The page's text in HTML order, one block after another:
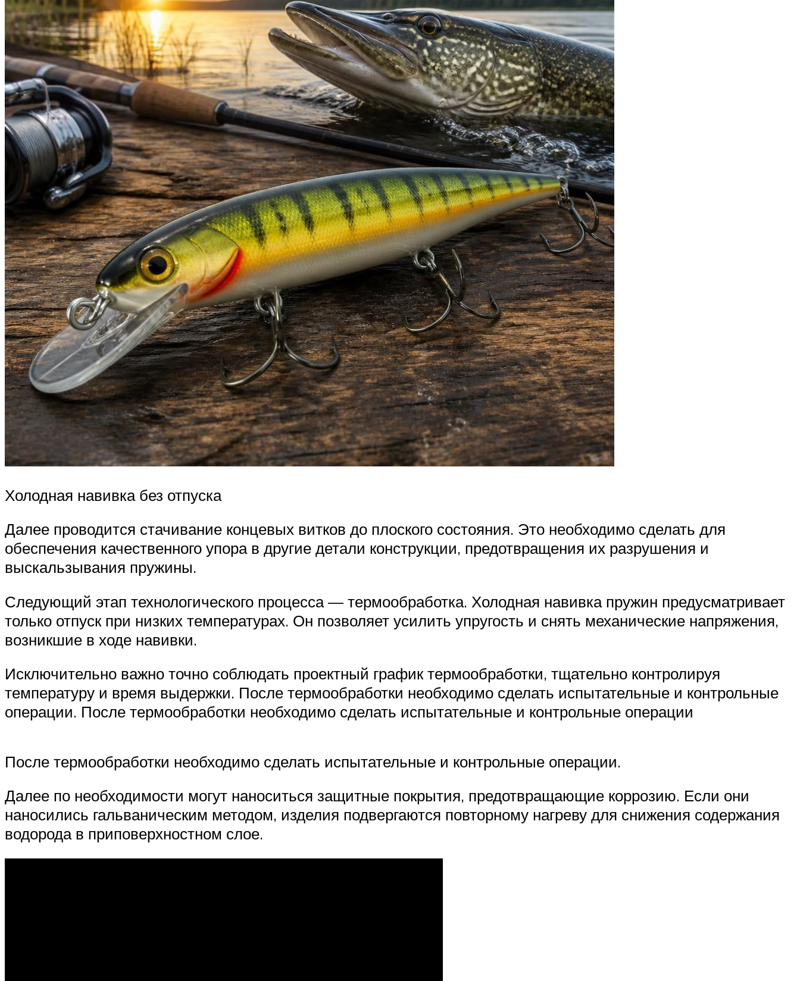
Холодная навивка без отпуска
Далее проводится стачивание концевых витков до плоского состояния. Это необходимо сделать для
обеспечения качественного упора в другие детали конструкции, предотвращения их разрушения и
выскальзывания пружины.
Следующий этап технологического процесса — термообработка. Холодная навивка пружин предусматривает
только отпуск при низких температурах. Он позволяет усилить упругость и снять механические напряжения,
возникшие в ходе навивки.
Исключительно важно точно соблюдать проектный график термообработки, тщательно контролируя
температуру и время выдержки. После термообработки необходимо сделать испытательные и контрольные
операции. После термообработки необходимо сделать испытательные и контрольные операции
После термообработки необходимо сделать испытательные и контрольные операции.
Далее по необходимости могут наноситься защитные покрытия, предотвращающие коррозию. Если они
наносились гальваническим методом, изделия подвергаются повторному нагреву для снижения содержания
водорода в приповерхностном слое.